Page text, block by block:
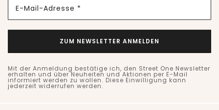
E-Mail-Adresse *
ZUM NEWSLETTER ANMELDEN
Mit der Anmeldung bestätige ich, den Street One Newsletter
erhalten und über Neuheiten und Aktionen per E-Mail
informiert werden zu wollen. Diese Einwilligung kann
jederzeit widerrufen werden.